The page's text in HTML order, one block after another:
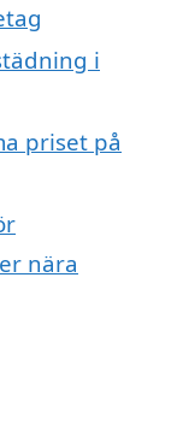
i
priset på
nära